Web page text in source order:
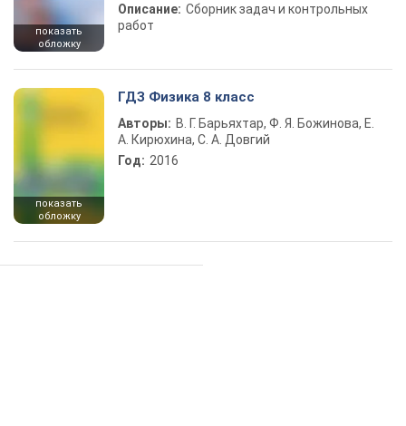
показать
обложку
Описание: Сборник задач и контрольных
работ
показать
обложку
ГДЗ Физика 8 класс
Авторы: В. Г. Барьяхтар, Ф. Я. Божинова, Е.
А. Кирюхина, С. А. Довгий
Год: 2016